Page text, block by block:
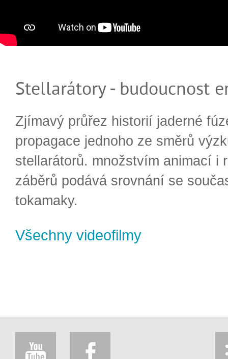
Stellarátory - budoucnost
Zjímavý průřez historií jaderné
propagace jednoho ze směrů
stellarátorů. množstvím animací i
záběrů podává srovnání se
tokamaky.
Všechny videofilmy